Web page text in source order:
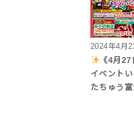
2024年4月
《4月27
イベント
たちゅう